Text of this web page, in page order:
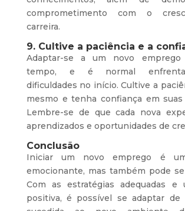
comprometimento com o
carreira.
9. Cultive a paciência e a
Adaptar-se a um novo
tempo, e é normal
dificuldades no início. Cultive a
mesmo e tenha confiança em suas
Lembre-se de que cada nova
aprendizados e oportunidades de
Conclusão
Iniciar um novo emprego é
emocionante, mas também pode
Com as estratégias adequadas e
positiva, é possível se adaptar de